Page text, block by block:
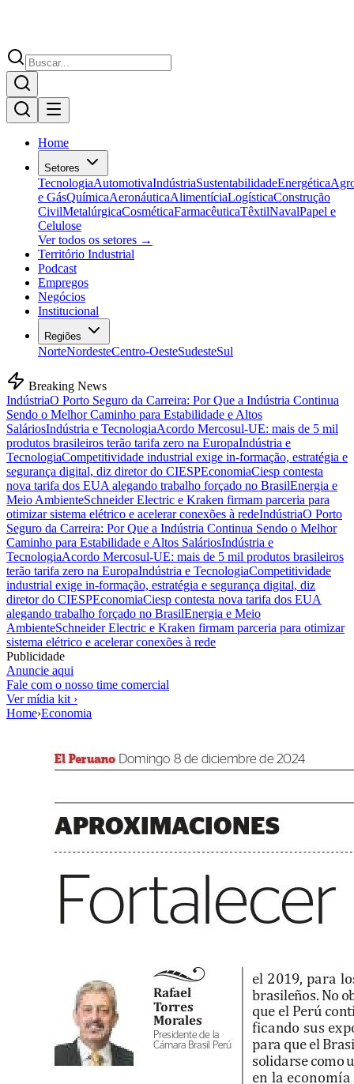
Home
Setores
TecnologiaAutomotivaIndústriaSustentabilidadeEnergética
e GásQuímicaAeronáuticaAlimentíciaLogísticaConstrução
CivilMetalúrgicaCosméticaFarmacêuticaTêxtilNavalPapel e
Celulose
Ver todos os setores →
Território Industrial
Podcast
Empregos
Negócios
Institucional
Regiões
NorteNordesteCentro-OesteSudesteSul
Breaking News
IndústriaO Porto Seguro da Carreira: Por Que a Indústria Continua
Sendo o Melhor Caminho para Estabilidade e Altos
SaláriosIndústria e TecnologiaAcordo Mercosul-UE: mais de 5 mil
produtos brasileiros terão tarifa zero na EuropaIndústria e
TecnologiaCompetitividade industrial exige in-formação, estratégia e
segurança digital, diz diretor do CIESPEconomiaCiesp contesta
nova tarifa dos EUA alegando trabalho forçado no BrasilEnergia e
Meio AmbienteSchneider Electric e Kraken firmam parceria para
otimizar sistema elétrico e acelerar conexões à redeIndústriaO Porto
Seguro da Carreira: Por Que a Indústria Continua Sendo o Melhor
Caminho para Estabilidade e Altos SaláriosIndústria e
TecnologiaAcordo Mercosul-UE: mais de 5 mil produtos brasileiros
terão tarifa zero na EuropaIndústria e TecnologiaCompetitividade
industrial exige in-formação, estratégia e segurança digital, diz
diretor do CIESPEconomiaCiesp contesta nova tarifa dos EUA
alegando trabalho forçado no BrasilEnergia e Meio
AmbienteSchneider Electric e Kraken firmam parceria para otimizar
sistema elétrico e acelerar conexões à rede
Publicidade
Anuncie aqui
Fale com o nosso time comercial
Ver mídia kit ›
Home›Economia